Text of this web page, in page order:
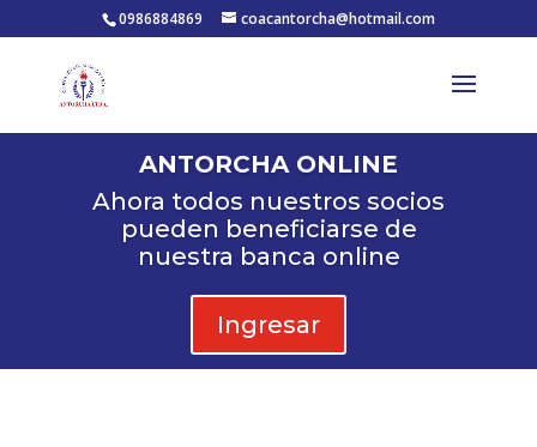
0986884869 coacantorcha@hotmail.com
ANTORCHA ONLINE
Ahora todos nuestros socios
pueden beneficiarse de
nuestra banca online
Ingresar